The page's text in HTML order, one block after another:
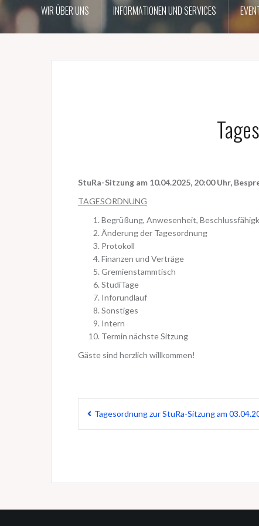
WIR ÜBER UNS INFORMATIONEN UND SERVICES
StuRa-Sitzung am 10.04.2025, 20:00 Uhr,
TAGESORDNUNG
Begrüßung, Anwesenheit,
Änderung der Tagesordnung
Protokoll
Finanzen und Verträge
Gremienstammtisch
StudiTage
Inforundlauf
Sonstiges
Intern
Termin nächste Sitzung
Gäste sind herzlich willkommen!
Beitragsnavigation
Tagesordnung zur StuRa-Sitzung am